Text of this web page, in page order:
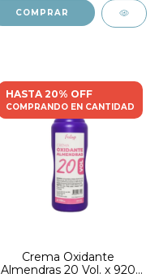
HASTA 20% OFF
COMPRANDO EN CANTIDAD
Crema Oxidante
Almendras 20 Vol. x 920